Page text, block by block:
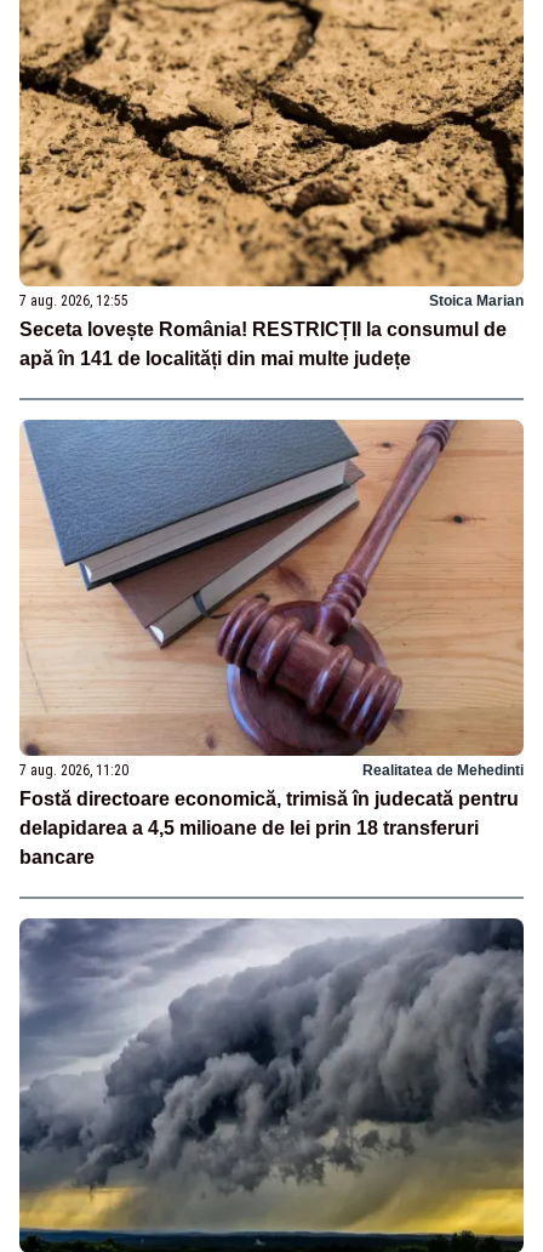
7 aug. 2026, 12:55 Stoica Marian
Seceta lovește România! RESTRICȚII la consumul de
apă în 141 de localități din mai multe județe
7 aug. 2026, 11:20 Realitatea de Mehedinti
Fostă directoare economică, trimisă în judecată pentru
delapidarea a 4,5 milioane de lei prin 18 transferuri
bancare